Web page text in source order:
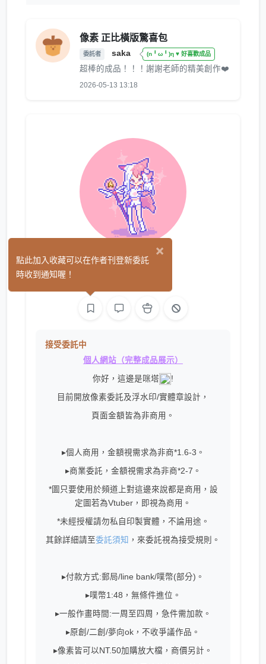
像素 正比橫版驚喜包
委託者 saka (n╹ω╹)η ♥ 好喜歡成品
超棒的成品！！！謝謝老師的精美創作❤️
2026-05-13 13:18
咪塔 (270)
接受委託中
個人網站 （完整成品展示）
你好，這邊是咪塔 !
目前開放像素委託及浮水印/實體章設計，
頁面金額皆為非商用。
▸個人商用，金額視需求為非商*1.6-3。
▸商業委託，金額視需求為非商*2-7。
*圖只要使用於頻道上對這邊來說都是商用，設
定圖若為Vtuber，即視為商用。
*未經授權請勿私自印製實體，不論用途。
其餘詳細請至委託須知 ，來委託視為接受規則。
▸付款方式:郵局/line bank/噗幣(部分)。
▸噗幣1:48，無條件進位。
▸一般作畫時間:一周至四周，急件需加款。
▸原創/二創/夢向ok，不收爭議作品。
▸像素皆可以NT.50加購放大檔，商價另計。
×
點此加入收藏可以在作者刊登新委託
時收到通知喔！